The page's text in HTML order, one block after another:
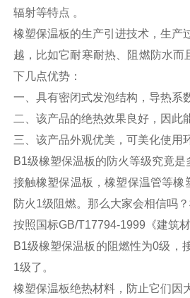
辐射等特点 。
橡塑保温板的生产引进技术，生产
越，比如它耐寒耐热、阻燃防水
下几点优势：
一、具有密闭式发泡结构，导热系
二、该产品的绝热效果良好，因此
三、该产品外观优美，可美化使用
B1级橡塑保温板的防火等级究竟是
接触橡塑保温板，橡塑保温管等
防火1级阻燃。那么大家会相信吗
按照国标GB/T17794-1999《建筑
B1级橡塑保温板的阻燃性为0级，
1级了。
橡塑保温板绝热材料，防止它们因